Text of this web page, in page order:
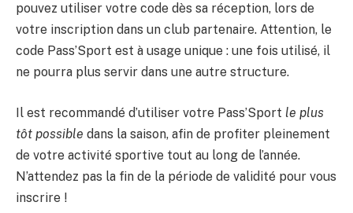
pouvez utiliser votre code dès sa réception, lors de
votre inscription dans un club partenaire. Attention, le
code Pass’Sport est à usage unique : une fois utilisé, il
ne pourra plus servir dans une autre structure.
Il est recommandé d’utiliser votre Pass’Sport le plus
tôt possible dans la saison, afin de profiter pleinement
de votre activité sportive tout au long de l’année.
N’attendez pas la fin de la période de validité pour vous
inscrire !